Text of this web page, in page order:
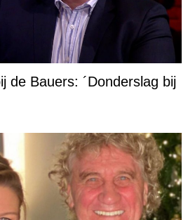
de Bauers: ´Donderslag bij